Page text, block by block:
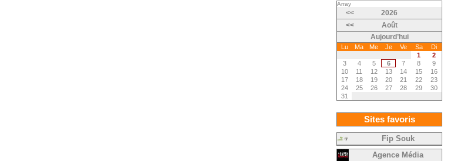
Array
<<
2026
<<
Août
Aujourd’hui
Lu Ma Me Je Ve Sa
Di
1
2
3
4 5 6 7 8
9
10
11 12 13 14 15
16
17
18 19 20 21 22
23
24
25 26 27 28 29
30
31
Sites favoris
Fip Souk
Agence Média